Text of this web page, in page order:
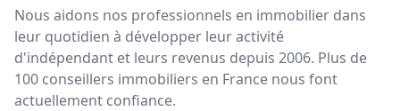
Nous aidons nos professionnels en immobilier dans
leur quotidien à développer leur activité
d'indépendant et leurs revenus depuis 2006. Plus de
100 conseillers immobiliers en France nous font
actuellement confiance.